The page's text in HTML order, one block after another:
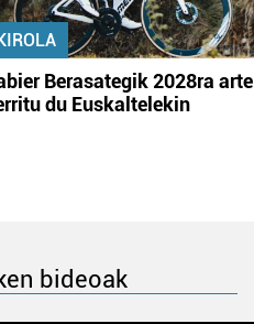
Berasategik 2028ra arte
du Euskaltelekin
bideoak